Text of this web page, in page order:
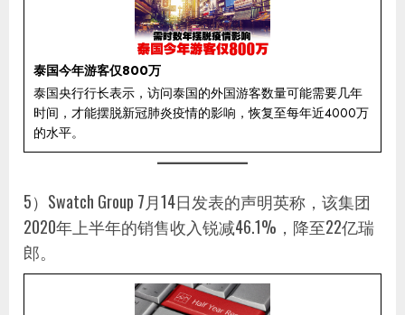
泰国今年游客仅800万
泰国央行行长表示，访问泰国的外国游客数量可能需要几年
时间，才能摆脱新冠肺炎疫情的影响，恢复至每年近4000万
的水平。
5）Swatch Group 7月14日发表的声明英称，该集团
2020年上半年的销售收入锐减46.1%，降至22亿瑞
郎。